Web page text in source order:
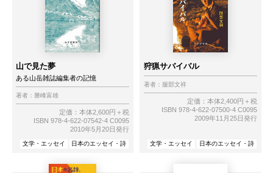
山で見た夢
ある山岳雑誌編集者の記憶
著者： 勝峰富雄
定価：本体2,600円＋税
ISBN 978-4-622-07542-4 C0095
2010年5月20日発行
文学・エッセイ 日本のエッセイ・詩
狩猟サバイバル
著者： 服部文祥
定価：本体2,400円＋税
ISBN 978-4-622-07500-4 C0095
2009年11月25日発行
文学・エッセイ 日本のエッセイ・詩